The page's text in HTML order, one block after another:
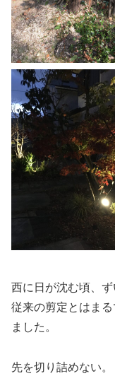
西に日が沈む頃、ず
従来の剪定とはま
ました。
先を切り詰めない。